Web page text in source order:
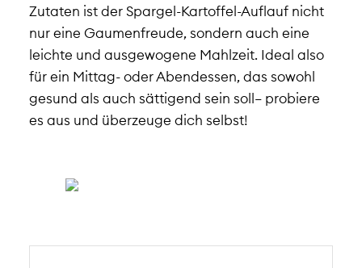
Zutaten ist der Spargel-Kartoffel-Auflauf nicht
nur eine Gaumenfreude, sondern auch eine
leichte und ausgewogene Mahlzeit. Ideal also
für ein Mittag- oder Abendessen, das sowohl
gesund als auch sättigend sein soll– probiere
es aus und überzeuge dich selbst!